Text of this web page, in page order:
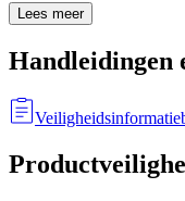
Lees meer
Handleidingen